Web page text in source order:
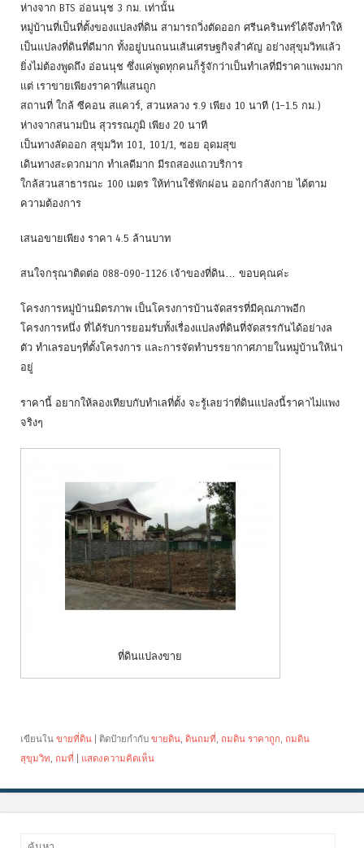
ห่างจาก BTS อ่อนนุช 3 กม. เท่านั้น
หมู่บ้านที่เป็นที่ตั้งของแปลงที่ดิน สามารถวิ่งตัดออก ศรีนครินทร์ได้จึงทำให้
เป็นแปลงที่ดินที่ดีมาก ทั้งอยู่บนถนนเส้นเศรษฐกิจสำคัญ อย่างสุขุมวิทแล้ว
ยิ่งไม่ต้องพูดถึง อ่อนนุช ซึ่งแค่พูดทุกคนก็รู้จักว่าเป็นทำเลที่มีราคาแพงมาก
แต่ เราขายเพียงราคาที่แสนถูก
สถานที่ ใกล้ ซีคอน สแควร์, สวนหลวง ร.9 เพียง 10 นาที (1–1.5 กม.)
ห่างจากสนามบิน สุวรรณภูมิ เพียง 20 นาที
เป็นทางลัดออก สุขุมวิท 101, 101/1, ซอย อุดมสุข
เดินทางสะดวกมาก ทำเลดีมาก มีรถสองแถวบริการ
ใกล้สวนสาธารณะ 100 เมตร ให้ท่านใช้พักผ่อน ออกกำลังกาย ได้ตาม
ความต้องการ
เสนอขายเพียง ราคา 4.5 ล้านบาท
สนใจกรุณาติดต่อ 088-090-1126 เจ้าของที่ดิน… ขอบคุณค่ะ
โครงการหมู่บ้านมิตรภาพ เป็นโครงการบ้านจัดสรรที่มีคุณภาพอีก
โครงการหนึ่ง ที่ได้รับการยอมรับทั้งเรื่องแปลงที่ดินที่จัดสรรกันได้อย่างล
ตัว ทำเลรอบๆที่ตั้งโครงการ และการจัดทำบรรยากาศภายในหมู่บ้านให้น่า
อยู่
ราคานี้ อยากให้ลองเทียบกับทำเลที่ตั้ง จะรู้เลยว่าที่ดินแปลงนี้ราคาไม่แพง
จริงๆ
ที่ดินแปลงขาย
เขียนใน ขายที่ดิน ติดป้ายกำกับ ขายดิน, ดินถมที่, ถมดิน ราคาถูก, ถมดิน
สุขุมวิท, ถมที่ แสดงความคิดเห็น
ค้นหา